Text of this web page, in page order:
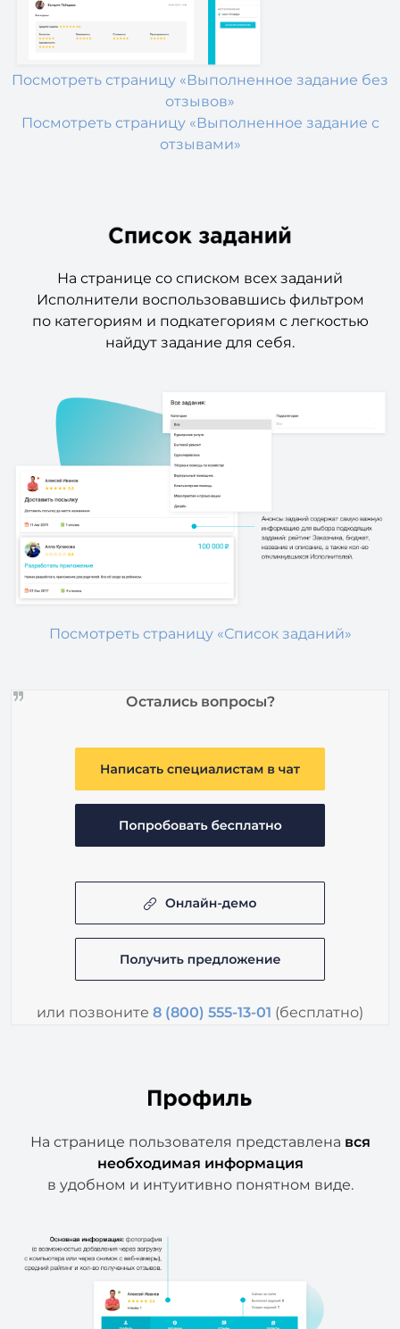
Посмотреть страницу «Выполненное задание без
отзывов»
Посмотреть страницу «Выполненное задание с
отзывами»
На странице со списком всех заданий
Исполнители воспользовавшись фильтром
по категориям и подкатегориям с легкостью
найдут задание для себя.
Посмотреть страницу «Список заданий»
Остались вопросы?
или позвоните 8 (800) 555-13-01 (бесплатно)
На странице пользователя представлена вся
необходимая информация
в удобном и интуитивно понятном виде.